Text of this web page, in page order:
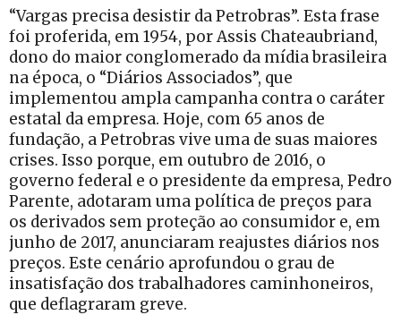
“Vargas precisa desistir da Petrobras”. Esta frase
foi proferida, em 1954, por Assis Chateaubriand,
dono do maior conglomerado da mídia brasileira
na época, o “Diários Associados”, que
implementou ampla campanha contra o caráter
estatal da empresa. Hoje, com 65 anos de
fundação, a Petrobras vive uma de suas maiores
crises. Isso porque, em outubro de 2016, o
governo federal e o presidente da empresa, Pedro
Parente, adotaram uma política de preços para
os derivados sem proteção ao consumidor e, em
junho de 2017, anunciaram reajustes diários nos
preços. Este cenário aprofundou o grau de
insatisfação dos trabalhadores caminhoneiros,
que deflagraram greve.